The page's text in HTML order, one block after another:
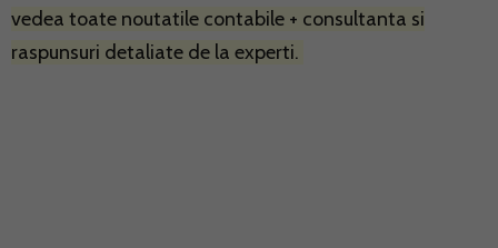
vedea toate noutatile contabile + consultanta si
raspunsuri detaliate de la experti.